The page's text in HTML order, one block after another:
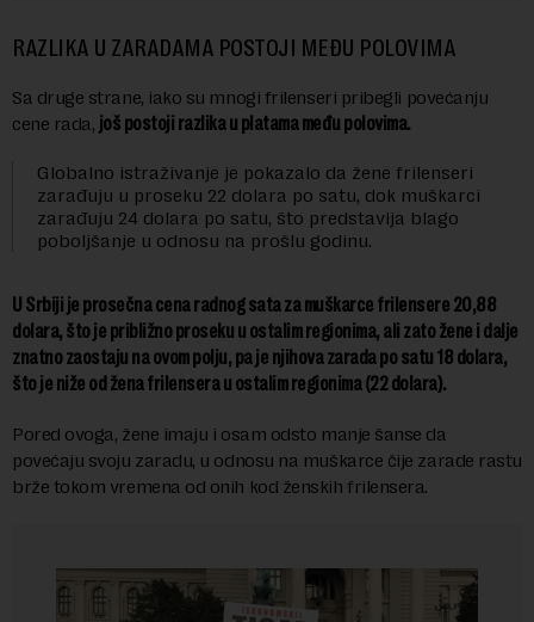
RAZLIKA U ZARADAMA POSTOJI MEĐU POLOVIMA
Sa druge strane, iako su mnogi frilenseri pribegli povećanju
cene rada, još postoji razlika u platama među polovima.
Globalno istraživanje je pokazalo da žene frilenseri
zarađuju u proseku 22 dolara po satu, dok muškarci
zarađuju 24 dolara po satu, što predstavlja blago
poboljšanje u odnosu na prošlu godinu.
U Srbiji je prosečna cena radnog sata za muškarce frilensere 20,88
dolara, što je približno proseku u ostalim regionima, ali zato žene i dalje
znatno zaostaju na ovom polju, pa je njihova zarada po satu 18 dolara,
što je niže od žena frilensera u ostalim regionima (22 dolara).
Pored ovoga, žene imaju i osam odsto manje šanse da
povećaju svoju zaradu, u odnosu na muškarce čije zarade rastu
brže tokom vremena od onih kod ženskih frilensera.